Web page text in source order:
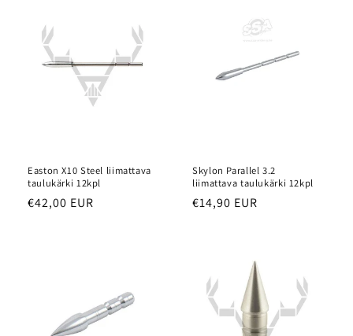
Easton X10 Steel liimattava
taulukärki 12kpl
Normaalihinta
€42,00 EUR
Skylon Parallel 3.2
liimattava taulukärki 12kpl
Normaalihinta
€14,90 EUR